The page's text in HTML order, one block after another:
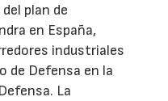
plan de
en España,
industriales
de Defensa en la
La